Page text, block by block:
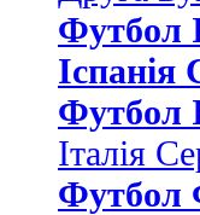
Футбол
Іспанія
Футбол
Італія
Футбол